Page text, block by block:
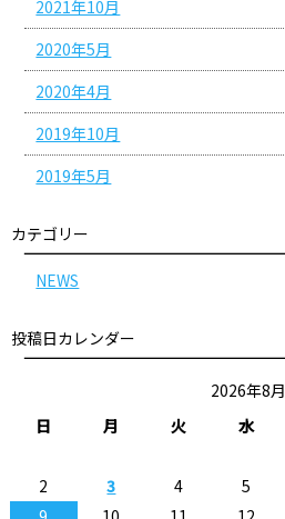
2021年10月
2020年5月
2020年4月
2019年10月
2019年5月
カテゴリー
NEWS
投稿日カレンダー
2026年8月
日
月 火 水
2
3 4 5